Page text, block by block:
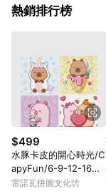
熱銷排行榜
$499
水豚卡皮的開心時光/C
apyFun/6-9-12-16片
拼圖/EDUCA
雷諾瓦拼圖文化坊